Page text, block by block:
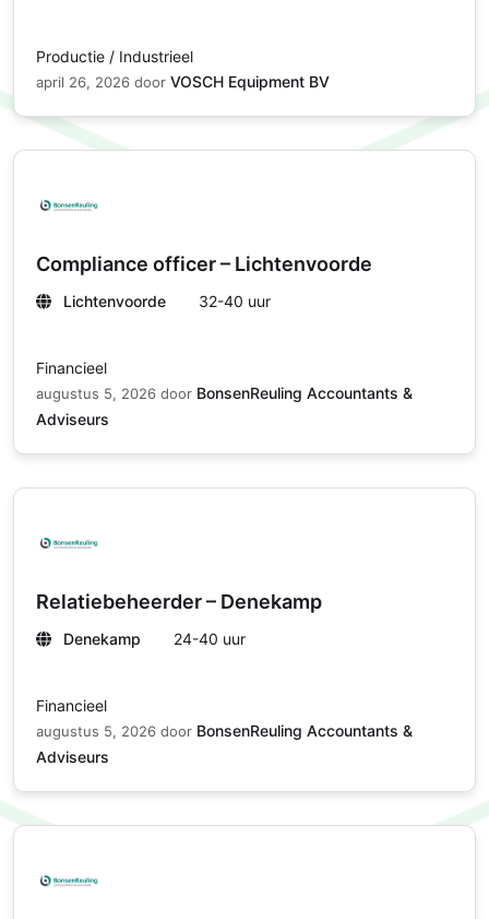
Productie / Industrieel
april 26, 2026 door VOSCH Equipment BV
Compliance officer – Lichtenvoorde
Lichtenvoorde 32-40 uur
Financieel
augustus 5, 2026 door BonsenReuling Accountants &
Adviseurs
Relatiebeheerder – Denekamp
Denekamp 24-40 uur
Financieel
augustus 5, 2026 door BonsenReuling Accountants &
Adviseurs